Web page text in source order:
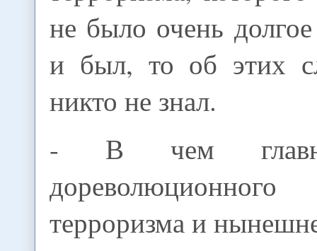
не было очень
и был, то об этих
никто не знал.
- В чем
терроризма и